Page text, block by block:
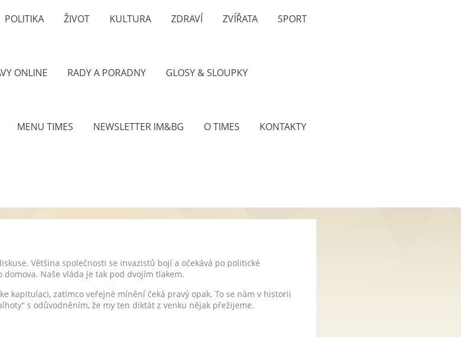
POLITIKA ŽIVOT KULTURA ZDRAVÍ ZVÍŘATA SPORT
ONLINE RADY A PORADNY GLOSY & SLOUPKY
MENU TIMES NEWSLETTER IM&BG O TIMES KONTAKTY
Většina společnosti se invazistů bojí a očekává po politické
Naše vláda je tak pod dvojím tlakem.
kapitulaci, zatímco veřejné mínění čeká pravý opak. To se nám v historii
s odůvodněním, že my ten diktát z venku nějak přežijeme.